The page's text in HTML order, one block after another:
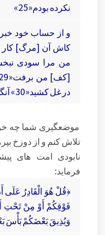
نكرده بودم«25»
در غل كشيد«30» آنگاه ميان آتشش اندازيد ﴾
موضعگیری شما چه
تلاش کنم و از دوزخ
نابودی امت های
فرماید:
﴿قُلْ هُوَ الْقَادِرُ عَلَى
فَوْقِكُمْ أَوْ مِنْ تَحْتِ
وَيُذِيقَ بَعْضَكُمْ بَأْسَ